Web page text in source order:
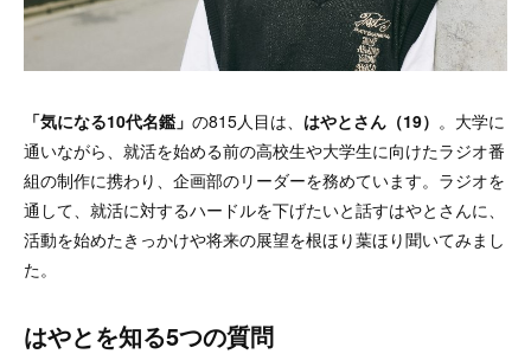
「気になる10代名鑑」 の815人目は、 はやとさん（19） 。大学に
通いながら、就活を始める前の高校生や大学生に向けたラジオ番
組の制作に携わり、企画部のリーダーを務めています。ラジオを
通して、就活に対するハードルを下げたいと話すはやとさんに、
活動を始めたきっかけや将来の展望を根ほり葉ほり聞いてみまし
た。
はやとを知る5つの質問